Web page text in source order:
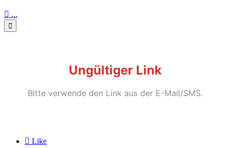
 ...

Ungültiger Link
Bitte verwende den Link aus der E-Mail/SMS.
 Like